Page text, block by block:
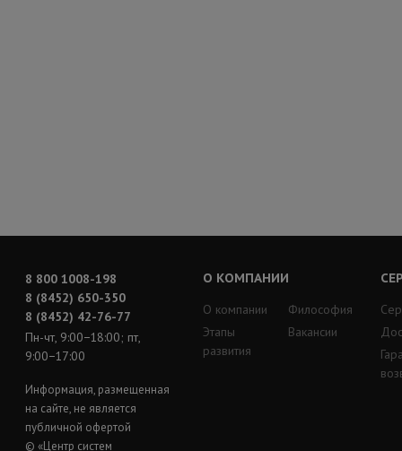
8 800 1008-198
8 (8452) 650-350
8 (8452) 42-76-77
Пн-чт, 9:00−18:00; пт,
9:00−17:00
Информация, размещенная
на сайте, не является
публичной офертой
© «Центр систем
О КОМПАНИИ
О компании
Этапы
развития
Философия
Вакансии